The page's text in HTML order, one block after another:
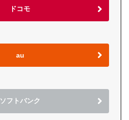
ドコモ
au
ソフトバンク